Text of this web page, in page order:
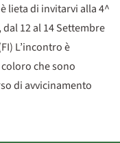
lieta di invitarvi alla 4^
12 al 14 Settembre
L’incontro è
che sono
di avvicinamento